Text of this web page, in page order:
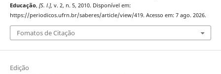
Educação, [S. l.], v. 2, n. 5, 2010. Disponível em:
https://periodicos.ufrn.br/saberes/article/view/419. Acesso em: 7 ago. 2026.
Fomatos de Citação
Edição